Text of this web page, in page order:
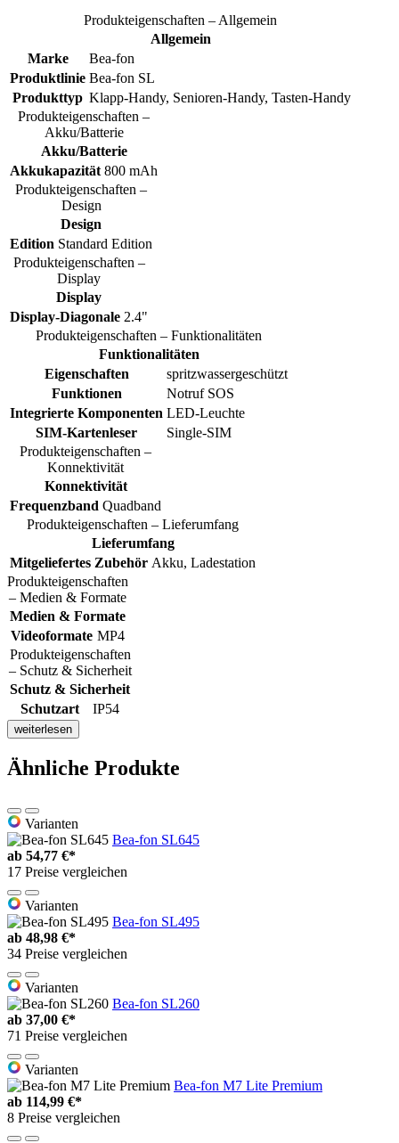
Produkteigenschaften – Allgemein
Allgemein
Marke
Bea-fon
Produktlinie Bea-fon SL
Produkttyp Klapp-Handy, Senioren-Handy, Tasten-Handy
Produkteigenschaften –
Akku/Batterie
Akku/Batterie
Akkukapazität 800 mAh
Produkteigenschaften –
Design
Design
Edition Standard Edition
Produkteigenschaften –
Display
Display
Display-Diagonale 2.4"
Produkteigenschaften – Funktionalitäten
Funktionalitäten
Eigenschaften
spritzwassergeschützt
Funktionen
Notruf SOS
Integrierte Komponenten LED-Leuchte
SIM-Kartenleser
Single-SIM
Produkteigenschaften –
Konnektivität
Konnektivität
Frequenzband Quadband
Produkteigenschaften – Lieferumfang
Lieferumfang
Mitgeliefertes Zubehör Akku, Ladestation
Produkteigenschaften
– Medien & Formate
Medien & Formate
Videoformate MP4
Produkteigenschaften
– Schutz & Sicherheit
Schutz & Sicherheit
Schutzart
IP54
weiterlesen
Ähnliche Produkte
Varianten
Bea-fon SL645
ab 54,77 €*
17 Preise vergleichen
Varianten
Bea-fon SL495
ab 48,98 €*
34 Preise vergleichen
Varianten
Bea-fon SL260
ab 37,00 €*
71 Preise vergleichen
Varianten
Bea-fon M7 Lite Premium
ab 114,99 €*
8 Preise vergleichen